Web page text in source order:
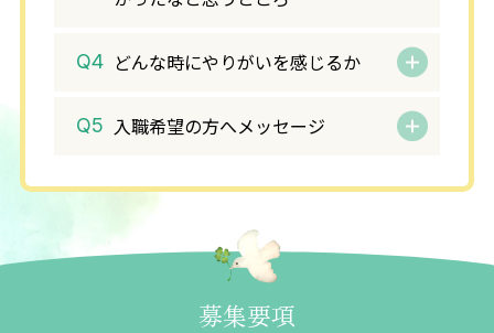
どんな時にやりがいを感じるか
入職希望の方へメッセージ
募集要項